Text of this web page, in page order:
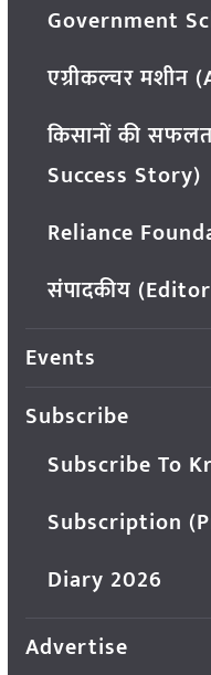
Government
एग्रीकल्चर
किसानों की
Success Story)
Reliance
संपादकीय
Events
Subscribe
Subscribe To
Subscription
Diary 2026
Advertise